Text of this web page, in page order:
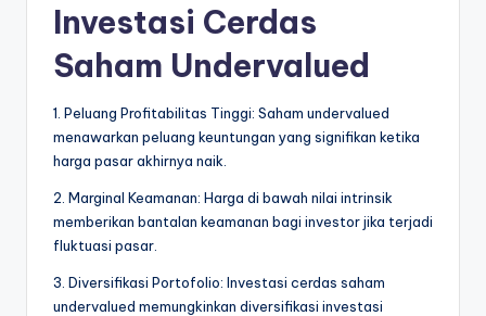
Investasi Cerdas
Saham Undervalued
1. Peluang Profitabilitas Tinggi: Saham undervalued
menawarkan peluang keuntungan yang signifikan ketika
harga pasar akhirnya naik.
2. Marginal Keamanan: Harga di bawah nilai intrinsik
memberikan bantalan keamanan bagi investor jika terjadi
fluktuasi pasar.
3. Diversifikasi Portofolio: Investasi cerdas saham
undervalued memungkinkan diversifikasi investasi